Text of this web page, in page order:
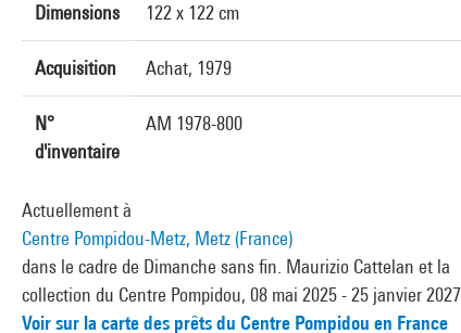
Dimensions 122 x 122 cm
Acquisition Achat, 1979
N°
d'inventaire
AM 1978-800
Actuellement à
Centre Pompidou-Metz, Metz (France)
dans le cadre de Dimanche sans fin. Maurizio Cattelan et la
collection du Centre Pompidou, 08 mai 2025 - 25 janvier 2027
Voir sur la carte des prêts du Centre Pompidou en France